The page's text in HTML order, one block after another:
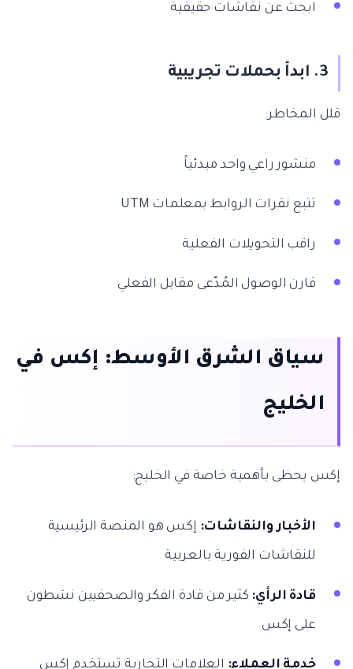
ابحث عن نقاشات حقيقية
3. ابدأ بحملات تجريبية
قلل المخاطر:
منشور راعي واحد مبدئياً
تتبع نقرات الروابط بمعلمات UTM
راقب التحويلات الفعلية
قارن الوصول المُدّعى مقابل الفعلي
سياق الشرق الأوسط: إكس في
الخليج
إكس يحظى بأهمية خاصة في الخليج:
الأخبار والنقاشات:إكس هو المنصة الرئيسية
للنقاشات الفورية بالعربية
قادة الرأي:كثير من قادة الفكر والصحفيين نشطون
على إكس
خدمة العملاء:العلامات التجارية تستخدم إكس